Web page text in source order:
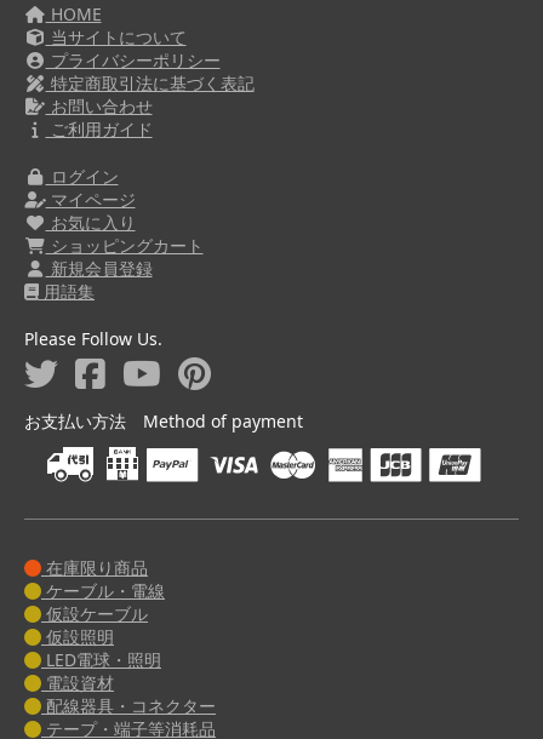
HOME
当サイトについて
プライバシーポリシー
特定商取引法に基づく表記
お問い合わせ
ご利用ガイド
ログイン
マイページ
お気に入り
ショッピングカート
新規会員登録
用語集
Please Follow Us.
お支払い方法 Method of payment
在庫限り商品
ケーブル・電線
仮設ケーブル
仮設照明
LED電球・照明
電設資材
配線器具・コネクター
テープ・端子等消耗品